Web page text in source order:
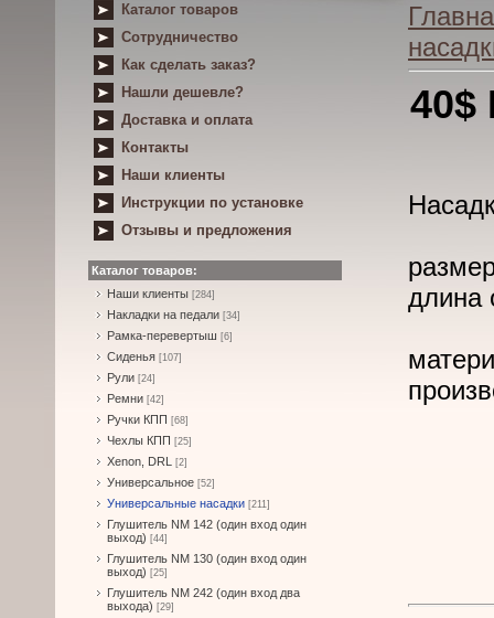
Каталог товаров
Сотрудничество
Как сделать заказ?
Нашли дешевле?
Доставка и оплата
Контакты
Наши клиенты
Инструкции по установке
Отзывы и предложения
Каталог товаров:
Наши клиенты [284]
Накладки на педали [34]
Рамка-перевертыш [6]
Сиденья [107]
Рули [24]
Ремни [42]
Ручки КПП [68]
Чехлы КПП [25]
Xenon, DRL [2]
Универсальное [52]
Универсальные насадки [211]
Глушитель NM 142 (один вход один
выход) [44]
Глушитель NM 130 (один вход один
выход) [25]
Глушитель NM 242 (один вход два
выхода) [29]
40$
длина